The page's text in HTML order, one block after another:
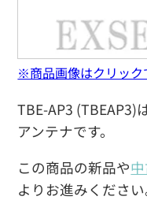
TBE-AP3 (TBEAP3)
アンテナです。
この商品の新品や
よりお進みくださ
※商品画像はクリック